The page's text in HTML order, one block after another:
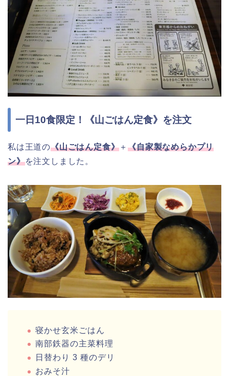
一日10食限定！《山ごはん定食》を注文
私は王道の《山ごはん定食》 ＋《自家製なめらかプリ
ン》を注文しました。
寝かせ玄米ごはん
南部鉄器の主菜料理
日替わり 3 種のデリ
おみそ汁